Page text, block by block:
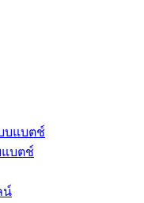
บแบตช์
แบตช์
น์